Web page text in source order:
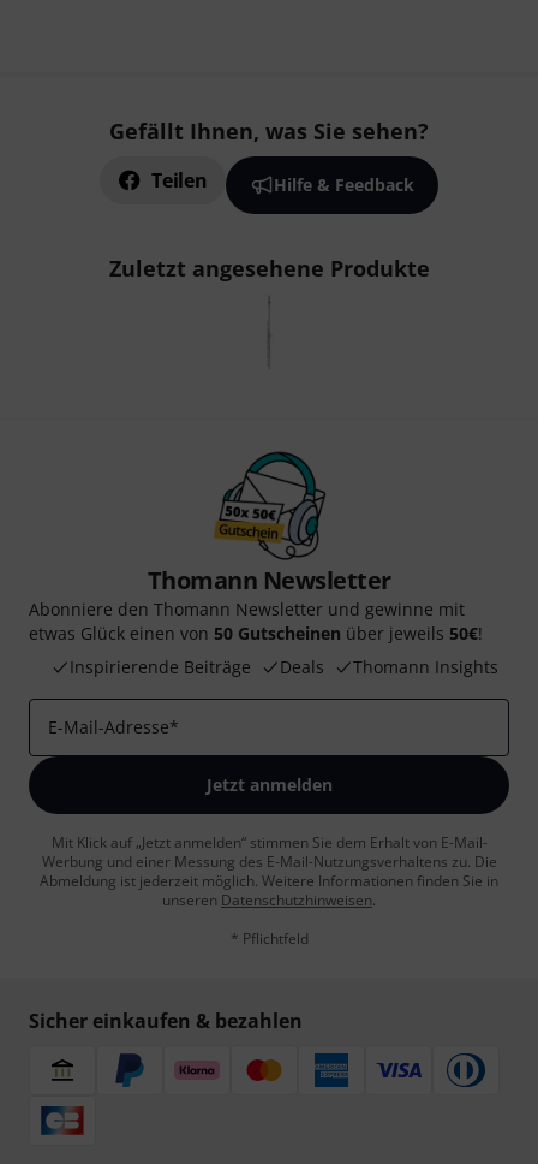
Gefällt Ihnen, was Sie sehen?
Teilen Hilfe & Feedback
Zuletzt angesehene Produkte
Thomann Newsletter
Abonniere den Thomann Newsletter und gewinne mit
etwas Glück einen von 50 Gutscheinen über jeweils 50€!
Inspirierende Beiträge
Deals Thomann Insights
E-Mail-Adresse*
Jetzt anmelden
Mit Klick auf „Jetzt anmelden“ stimmen Sie dem Erhalt von E-Mail-
Werbung und einer Messung des E-Mail-Nutzungsverhaltens zu. Die
Abmeldung ist jederzeit möglich. Weitere Informationen finden Sie in
unseren Datenschutzhinweisen.
* Pflichtfeld
Sicher einkaufen & bezahlen